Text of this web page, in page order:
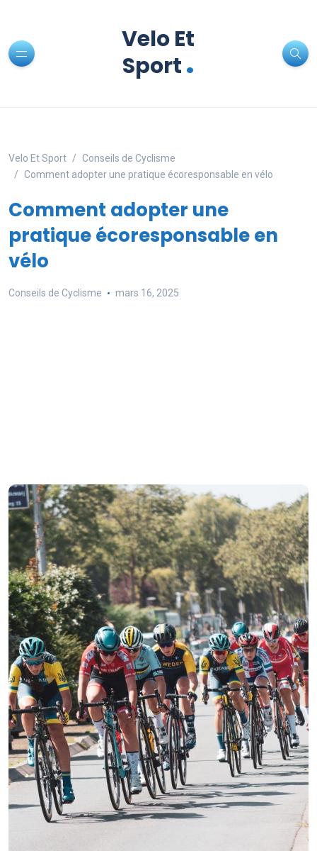
Velo Et
Sport.
Velo Et Sport
Conseils de Cyclisme
Comment adopter une pratique écoresponsable en vélo
Comment adopter une
pratique écoresponsable en
vélo
Conseils de Cyclisme mars 16, 2025